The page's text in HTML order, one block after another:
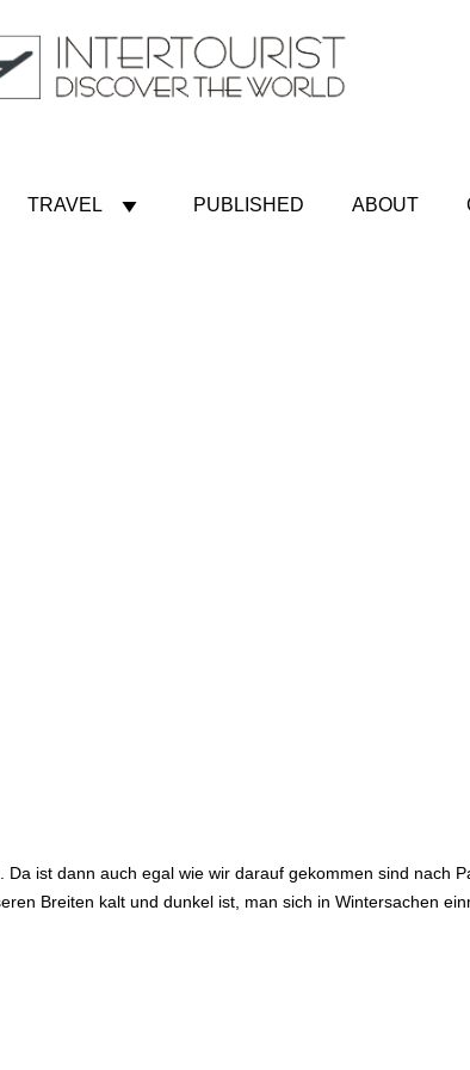
TRAVEL PUBLISHED ABOUT
ist dann auch egal wie wir darauf gekommen sind nach
Breiten kalt und dunkel ist, man sich in Wintersachen